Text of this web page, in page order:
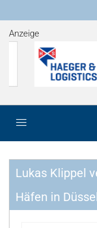
Anzeige
Lukas Klippel
Häfen in